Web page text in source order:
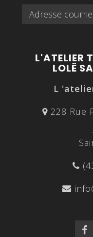
L'ATELIER
LOLË
L
228 Rue